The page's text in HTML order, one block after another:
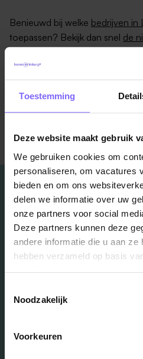
Toestemming
Deze website maakt gebruik
We gebruiken cookies om
personaliseren, om vacatures
bieden en om ons
delen we informatie over uw
onze partners voor social
Deze partners kunnen deze
andere informatie die u aan
hebben verzameld op basis
Noodzakelijk
Voorkeuren
Benieuwd bij welke bedrijven in
toepassen? Bekijk dan snel de
Bron: jobat.be
in je
Schrijf je in en we